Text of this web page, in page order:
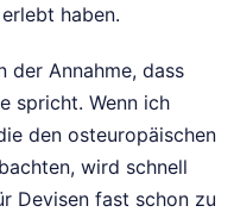
haben.
der Annahme, dass
spricht. Wenn ich
den osteuropäischen
wird schnell
Devisen fast schon zu